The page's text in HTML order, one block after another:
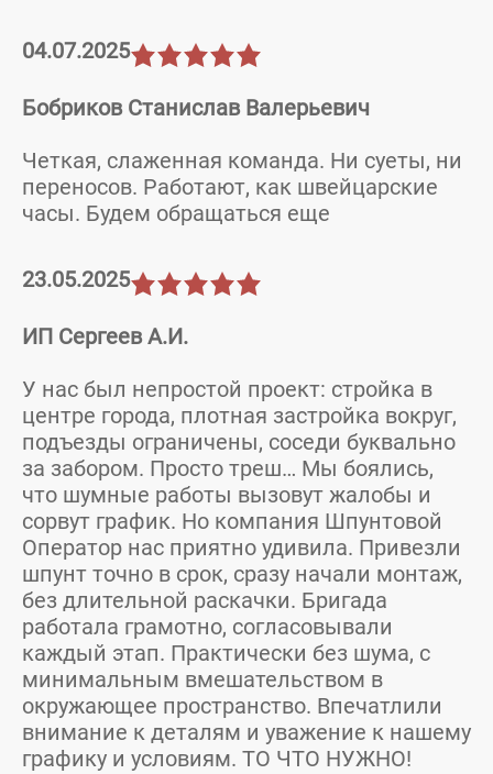
04.07.2025
Бобриков Станислав Валерьевич
Четкая, слаженная команда. Ни суеты, ни
переносов. Работают, как швейцарские
часы. Будем обращаться еще
23.05.2025
ИП Сергеев А.И.
У нас был непростой проект: стройка в
центре города, плотная застройка вокруг,
подъезды ограничены, соседи буквально
за забором. Просто треш… Мы боялись,
что шумные работы вызовут жалобы и
сорвут график. Но компания Шпунтовой
Оператор нас приятно удивила. Привезли
шпунт точно в срок, сразу начали монтаж,
без длительной раскачки. Бригада
работала грамотно, согласовывали
каждый этап. Практически без шума, с
минимальным вмешательством в
окружающее пространство. Впечатлили
внимание к деталям и уважение к нашему
графику и условиям. ТО ЧТО НУЖНО!